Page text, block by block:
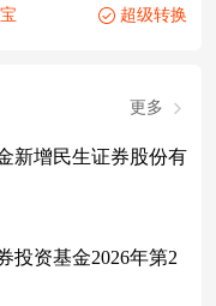
超级转换
更多
新增民生证券股份有
投资基金2026年第2